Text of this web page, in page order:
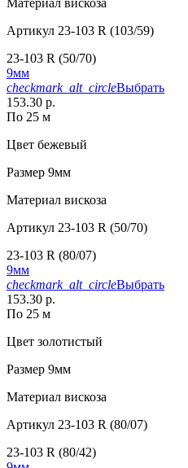
Материал вискоза
Артикул 23-103 R (103/59)
23-103 R (50/70)
9мм
checkmark_alt_circleВыбрать
153.30 р.
По 25 м
Цвет бежевый
Размер 9мм
Материал вискоза
Артикул 23-103 R (50/70)
23-103 R (80/07)
9мм
checkmark_alt_circleВыбрать
153.30 р.
По 25 м
Цвет золотистый
Размер 9мм
Материал вискоза
Артикул 23-103 R (80/07)
23-103 R (80/42)